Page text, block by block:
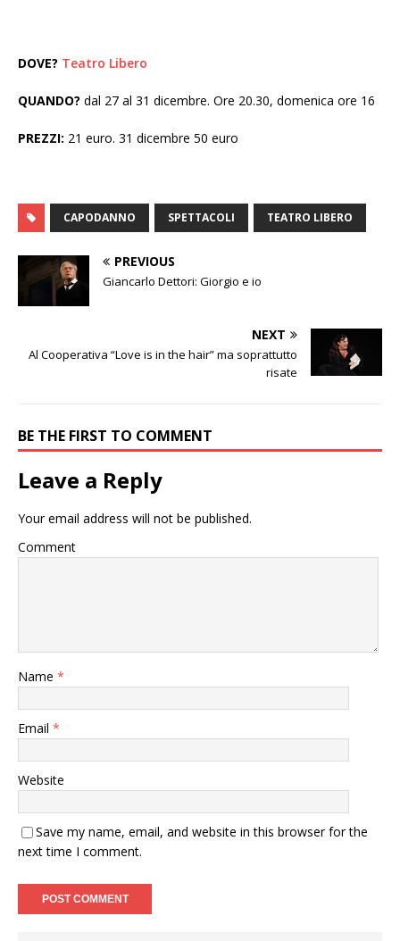
DOVE? Teatro Libero
QUANDO? dal 27 al 31 dicembre. Ore 20.30, domenica ore 16
PREZZI: 21 euro. 31 dicembre 50 euro
CAPODANNO SPETTACOLI TEATRO LIBERO
PREVIOUS
Giancarlo Dettori: Giorgio e io
NEXT
Al Cooperativa “Love is in the hair” ma soprattutto
risate
BE THE FIRST TO COMMENT
Leave a Reply
Your email address will not be published.
Comment
Name *
Email *
Website
Save my name, email, and website in this browser for the
next time I comment.